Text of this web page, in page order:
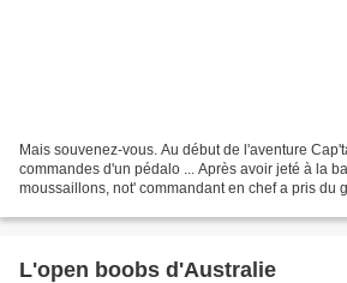
Mais souvenez-vous. Au début de l'aventure
commandes d'un pédalo ... Après avoir jeté à la
moussaillons, not' commandant en chef a pris du
L'open boobs d'Australie